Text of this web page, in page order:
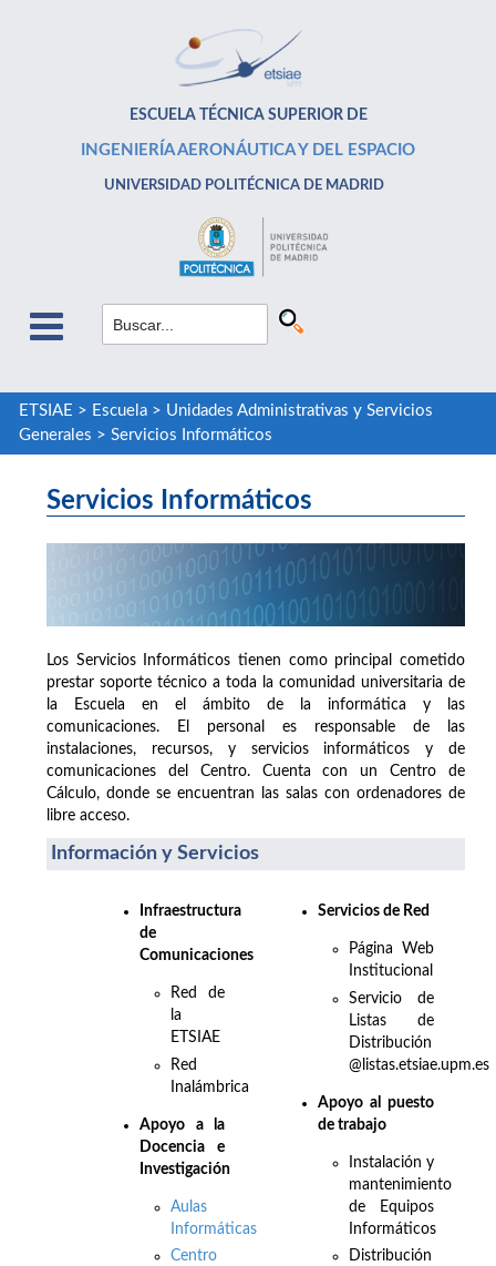
ESCUELA TÉCNICA SUPERIOR DE
INGENIERÍA AERONÁUTICA Y DEL ESPACIO
UNIVERSIDAD POLITÉCNICA DE MADRID
ETSIAE > Escuela> Unidades Administrativas y Servicios
Generales > Servicios Informáticos
Servicios Informáticos
Los Servicios Informáticos tienen como principal cometido
prestar soporte técnico a toda la comunidad universitaria de
la Escuela en el ámbito de la informática y las
comunicaciones. El personal es responsable de las
instalaciones, recursos, y servicios informáticos y de
comunicaciones del Centro. Cuenta con un Centro de
Cálculo, donde se encuentran las salas con ordenadores de
libre acceso.
Información y Servicios
Infraestructura
de
Comunicaciones
Red de
la
ETSIAE
Red
Inalámbrica
Apoyo a la
Docencia e
Investigación
Aulas
Informáticas
Centro
Servicios de Red
Página Web
Institucional
Servicio de
Listas de
Distribución
@listas.etsiae.upm.es
Apoyo al puesto
de trabajo
Instalación y
mantenimiento
de Equipos
Informáticos
Distribución